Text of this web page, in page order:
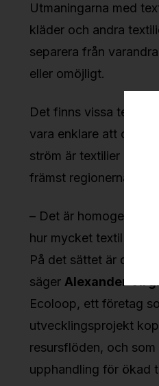
Utmaningarna med
kläder och andra
separera från
eller omöjligt.
Det finns vissa
vara enklare att
ström är textilier inom
främst regionernas
– Det är homogena
hur mycket textil det
På det sättet är det en
säger Alexander
Ecoloop, ett företag
utvecklingsprojekt
resursflöden, och
upphandling för ökad